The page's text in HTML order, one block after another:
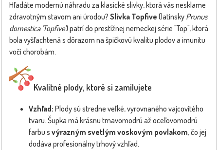
Hľadáte modernú náhradu za klasické slivky, ktorá vás nesklame
zdravotným stavom ani úrodou? Slivka Topfive (latinsky Prunus
domestica 'Topfive') patrí do prestížnej nemeckej série "Top", ktorá
bola vyšľachtená s dôrazom na špičkovú kvalitu plodov a imunitu
voči chorobám.
Kvalitné plody, ktoré si zamilujete
Vzhľad: Plody sú stredne veľké, vyrovnaného vajcovitého
tvaru. Šupka má krásnu tmavomodrú až oceľovomodrú
farbu s výrazným svetlým voskovým povlakom, čo jej
dodáva profesionálny trhový vzhľad.